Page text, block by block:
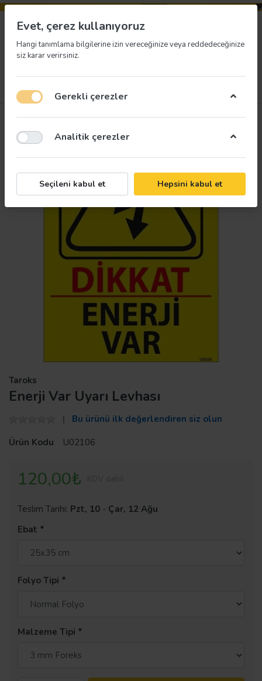
Taroks
Enerji Var Uyarı Levhası
Bu ürünü ilk değerlendiren siz olun
Ürün Kodu
U02106
120,00₺
Teslim Tarihi: Pzt, 10 - Çar, 12 Ağu
Ebat
Folyo Tipi
Malzeme Tipi
Evet, çerez kullanıyoruz
Hangi tanımlama bilgilerine izin vereceğinize veya reddedeceğinize
siz karar verirsiniz.
Gerekli çerezler
Analitik çerezler
Seçileni kabul et Hepsini kabul et